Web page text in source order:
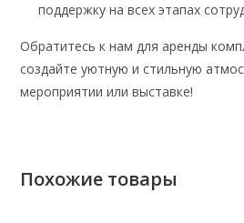
поддержку на всех этапах
Обратитесь к нам для аренды
создайте уютную и стильную
мероприятии или выставке!
Похожие товары